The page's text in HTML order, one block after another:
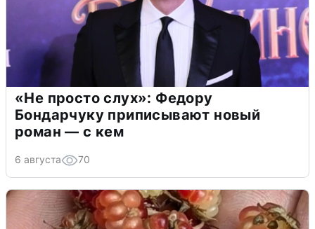
«Не просто слух»: Федору
Бондарчуку приписывают новый
роман — с кем
6 августа 70